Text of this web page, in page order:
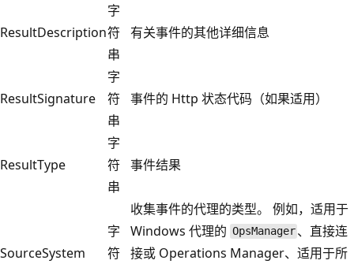
ResultDescription
字
符
串
有关事件的其他详细信息
ResultSignature
字
符
串
事件的 Http 状态代码（如果适用）
ResultType
字
符
串
事件结果
SourceSystem
字
符
收集事件的代理的类型。 例如，适用于
Windows 代理的 OpsManager 、直接连
接或 Operations Manager、适用于所